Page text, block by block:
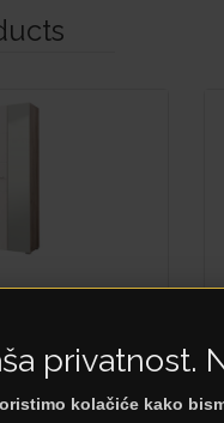
privatnost.
kolačiće kako